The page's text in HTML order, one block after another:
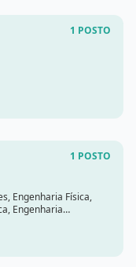
1 POSTO
1 POSTO
Engenharia Física,
Engenharia